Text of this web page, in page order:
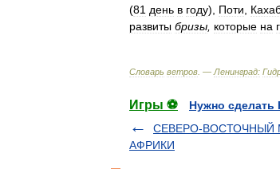
(81 день в году), Поти
развиты бризы которые на
Словарь ветров . — Ленинград:
Игры ⚽
Нужно сделать
СЕВЕРО-ВОСТОЧНЫЙ
АФРИКИ